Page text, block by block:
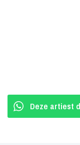
Deze artiest